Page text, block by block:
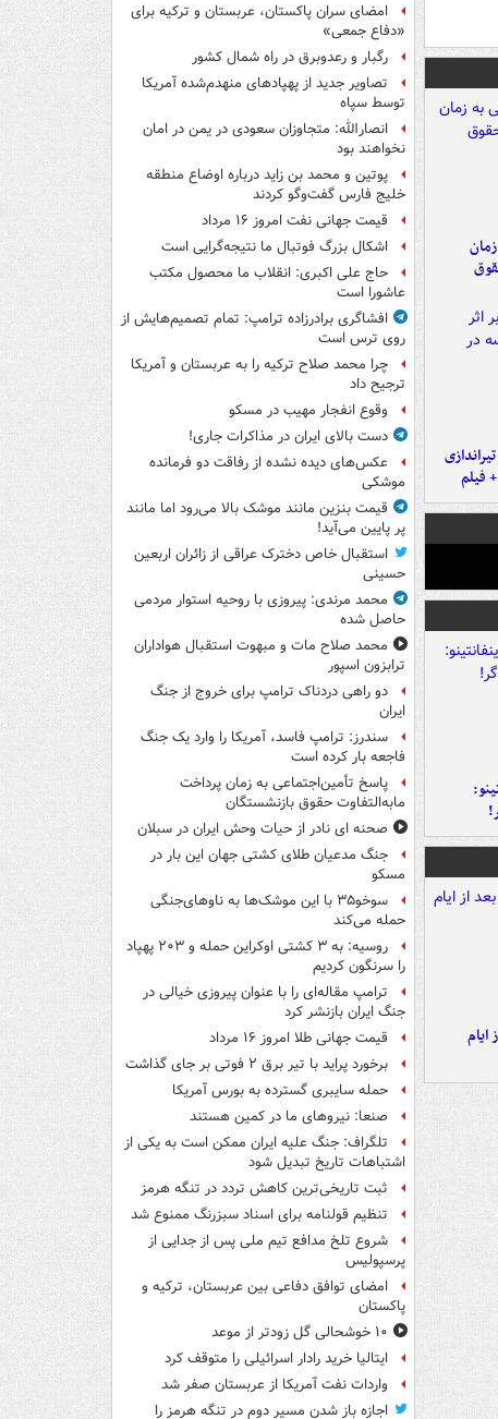
فیلم
ایام
امضای سران پاکستان، عربستان و ترکیه برای
«دفاع جمعی»
رگبار و رعدوبرق در راه شمال کشور
تصاویر جدید از پهپادهای منهدم‌شده آمریکا
توسط سپاه
انصارالله: متجاوزان سعودی در یمن در امان
نخواهند بود
پوتین و محمد بن زاید درباره اوضاع منطقه
خلیج فارس گفت‌وگو کردند
قیمت جهانی نفت امروز ۱۶ مرداد
اشکال بزرگ فوتبال ما نتیجه‌گرایی است
حاج علی اکبری: انقلاب ما محصول مکتب
عاشورا است
افشاگری برادرزاده ترامپ: تمام تصمیم‌هایش از
روی ترس است
چرا محمد صلاح ترکیه را به عربستان و آمریکا
ترجیح داد
وقوع انفجار مهیب در مسکو
دست بالای ایران در مذاکرات جاری!
عکس‌های دیده نشده از رفاقت دو فرمانده‌
موشکی
قیمت بنزین مانند موشک بالا می‌رود اما مانند
پر پایین می‌آید!
استقبال خاص دخترک عراقی از زائران اربعین
حسینی
محمد مرندی: پیروزی با روحیه استوار مردمی
حاصل شده
محمد صلاح مات و مبهوت استقبال هواداران
ترابزون اسپور
دو راهی دردناک ترامپ برای خروج از جنگ
ایران
سندرز: ترامپ فاسد، آمریکا را وارد یک جنگ
فاجعه بار کرده است
پاسخ تأمین‌اجتماعی به زمان پرداخت
مابه‌التفاوت حقوق بازنشستگان
صحنه ای نادر از حیات وحش ایران در سبلان
جنگ مدعیان طلای کشتی جهان این بار در
مسکو
سوخو۳۵ با این موشک‌ها به ناوهای‌جنگی
حمله می‌کند
روسیه: به ۳ کشتی اوکراین حمله و ۲۰۳ پهپاد
را سرنگون کردیم
ترامپ مقاله‌ای را با عنوان پیروزی خیالی در
جنگ ایران بازنشر کرد
قیمت جهانی طلا امروز ۱۶ مرداد
برخورد پراید با تیر برق ۲ فوتی بر جای گذاشت
حمله سایبری گسترده به بورس آمریکا
صنعا: نیروهای ما در کمین‌ هستند
تلگراف: جنگ علیه ایران ممکن است به یکی از
اشتباهات تاریخ تبدیل شود
ثبت تاریخی‌ترین کاهش تردد در تنگه هرمز
تنظیم قولنامه برای اسناد سبزرنگ ممنوع شد
شروع تلخ مدافع تیم ملی پس از جدایی از
پرسپولیس
امضای توافق دفاعی بین عربستان، ترکیه و
پاکستان
۱۰ خوشحالی گل زودتر از موعد
ایتالیا خرید رادار اسرائیلی را متوقف کرد
واردات نفت آمریکا از عربستان صفر شد
اجازه باز شدن مسیر دوم در تنگه هرمز را